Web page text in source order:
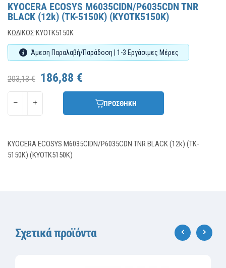
KYOCERA ECOSYS M6035CIDN/P6035CDN TNR
BLACK (12k) (TK-5150K) (KYOTK5150K)
ΚΩΔΙΚΌΣ:KYOTK5150K
Άμεση Παραλαβή/Παράδοση | 1-3 Εργάσιμες Μέρες
203,13 € 186,88 €
ΠΡΟΣΘΗΚΗ
KYOCERA ECOSYS M6035CIDN/P6035CDN TNR BLACK (12k) (TK-
5150K) (KYOTK5150K)
Σχετικά προϊόντα